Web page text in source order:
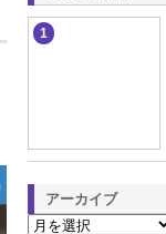
1
アーカイブ